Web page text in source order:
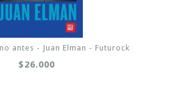
antes - Juan Elman - Futurock
$26.000